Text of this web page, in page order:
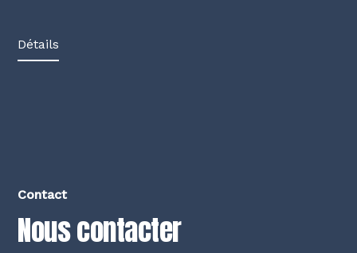
Détails
Contact
Nous contacter